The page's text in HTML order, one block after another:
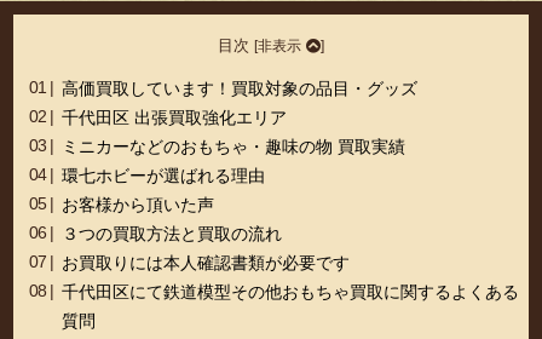
目次 [非表示 ]
高価買取しています！買取対象の品目・グッズ
千代田区 出張買取強化エリア
ミニカーなどのおもちゃ・趣味の物 買取実績
環七ホビーが選ばれる理由
お客様から頂いた声
３つの買取方法と買取の流れ
お買取りには本人確認書類が必要です
千代田区にて鉄道模型その他おもちゃ買取に関するよくある
質問